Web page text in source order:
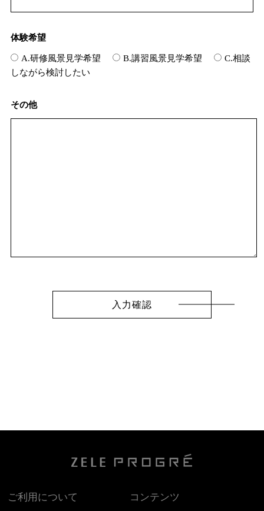
体験希望
A.研修風景見学希望 B.講習風景見学希望
C.相談
しながら検討したい
その他
入力確認
ご利用について コンテンツ